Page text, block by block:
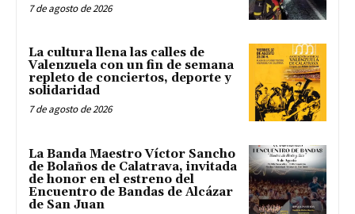
7 de agosto de 2026
La cultura llena las calles de
Valenzuela con un fin de semana
repleto de conciertos, deporte y
solidaridad
7 de agosto de 2026
La Banda Maestro Víctor Sancho
de Bolaños de Calatrava, invitada
de honor en el estreno del
Encuentro de Bandas de Alcázar
de San Juan